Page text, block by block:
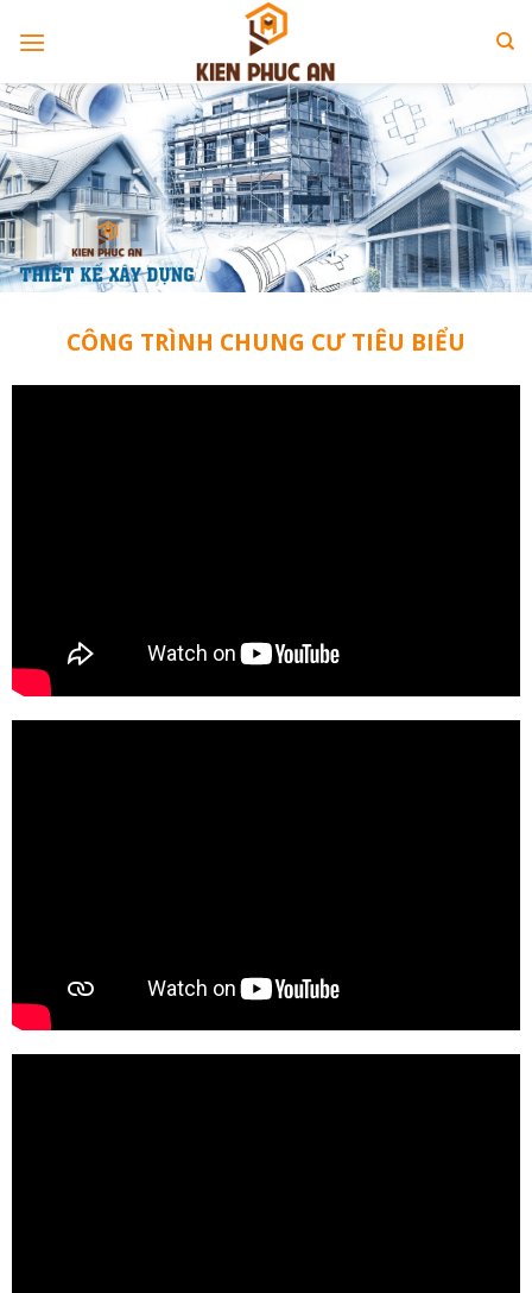
CÔNG TRÌNH CHUNG CƯ TIÊU BIỂU